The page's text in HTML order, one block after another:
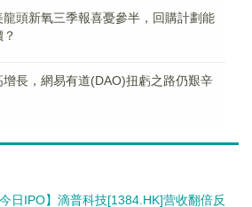
龍頭新氧三季報喜憂參半，回購計劃能
增長，網易有道(DAO)扭虧之路仍艱辛
今日IPO】滴普科技[1384.HK]营收翻倍反